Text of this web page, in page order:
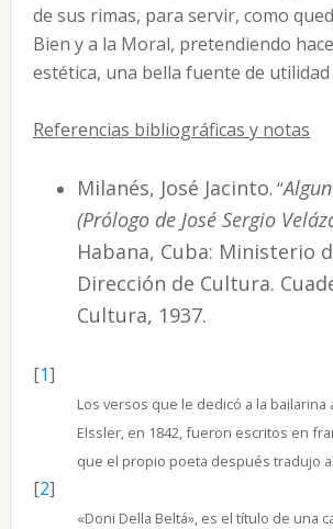
de sus rimas, para servir, como
Bien y a la Moral, pretendiendo
estética, una bella fuente de utilidad
Referencias bibliográficas y notas
Milanés, José Jacinto. “
(Prólogo de José Sergio
Habana, Cuba: Ministerio
Dirección de Cultura.
Cultura, 1937.
[1]
Los versos que le dedicó a la bailarina
Elssler, en 1842, fueron escritos en
que el propio poeta después tradujo
[2]
«Doni Della Beltá», es el título de una